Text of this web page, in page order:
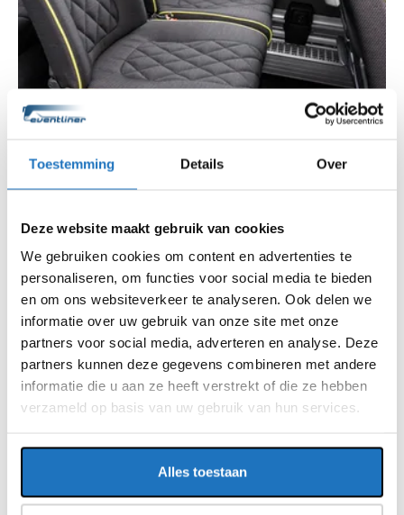
Toestemming Details Over
Deze website maakt gebruik van cookies
We gebruiken cookies om content en advertenties te
personaliseren, om functies voor social media te bieden
en om ons websiteverkeer te analyseren. Ook delen we
informatie over uw gebruik van onze site met onze
partners voor social media, adverteren en analyse. Deze
partners kunnen deze gegevens combineren met andere
informatie die u aan ze heeft verstrekt of die ze hebben
verzameld op basis van uw gebruik van hun services.
Alles toestaan